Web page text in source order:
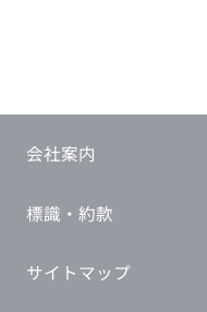
会社案内
標識・約款
サイトマップ